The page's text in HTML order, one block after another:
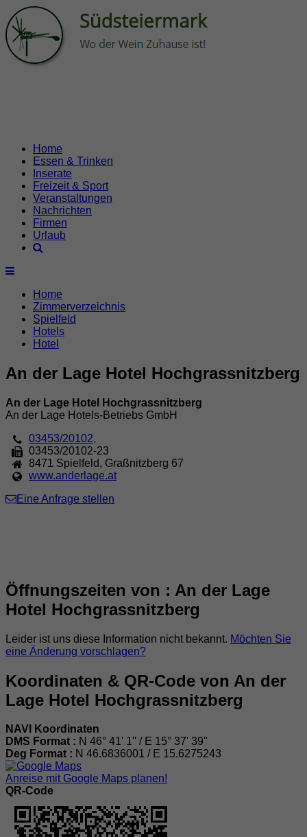
Home
Essen & Trinken
Inserate
Freizeit & Sport
Veranstaltungen
Nachrichten
Firmen
Urlaub
Home
Zimmerverzeichnis
Spielfeld
Hotels
Hotel
An der Lage Hotel Hochgrassnitzberg
An der Lage Hotel Hochgrassnitzberg
An der Lage Hotels-Betriebs GmbH
03453/20102,
03453/20102-23
8471 Spielfeld, Graßnitzberg 67
www.anderlage.at
Eine Anfrage stellen
Öffnungszeiten von : An der Lage
Hotel Hochgrassnitzberg
Leider ist uns diese Information nicht bekannt. Möchten Sie
eine Änderung vorschlagen?
Koordinaten & QR-Code von An der
Lage Hotel Hochgrassnitzberg
NAVI Koordinaten
DMS Format : N 46° 41' 1'' / E 15° 37' 39''
Deg Format : N 46.6836001 / E 15.6275243
Anreise mit Google Maps planen!
QR-Code